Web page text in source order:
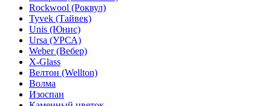
Rockwool (Роквул)
Tyvek (Тайвек)
Unis (Юнис)
Ursa (УРСА)
Weber (Вебер)
X-Glass
Велтон (Wellton)
Волма
Изоспан